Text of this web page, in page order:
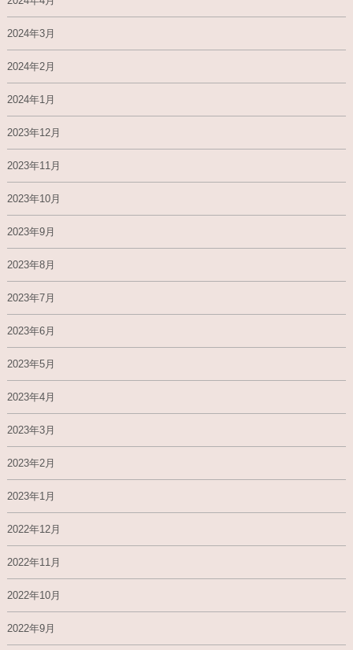
2024年3月
2024年2月
2024年1月
2023年12月
2023年11月
2023年10月
2023年9月
2023年8月
2023年7月
2023年6月
2023年5月
2023年4月
2023年3月
2023年2月
2023年1月
2022年12月
2022年11月
2022年10月
2022年9月